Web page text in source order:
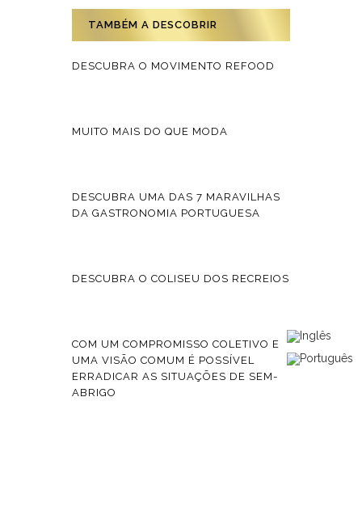
TAMBÉM A DESCOBRIR
DESCUBRA O MOVIMENTO REFOOD
MUITO MAIS DO QUE MODA
DESCUBRA UMA DAS 7 MARAVILHAS
DA GASTRONOMIA PORTUGUESA
DESCUBRA O COLISEU DOS RECREIOS
COM UM COMPROMISSO COLETIVO E
UMA VISÃO COMUM É POSSÍVEL
ERRADICAR AS SITUAÇÕES DE SEM-
ABRIGO